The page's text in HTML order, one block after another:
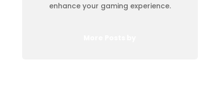
enhance your gaming experience.